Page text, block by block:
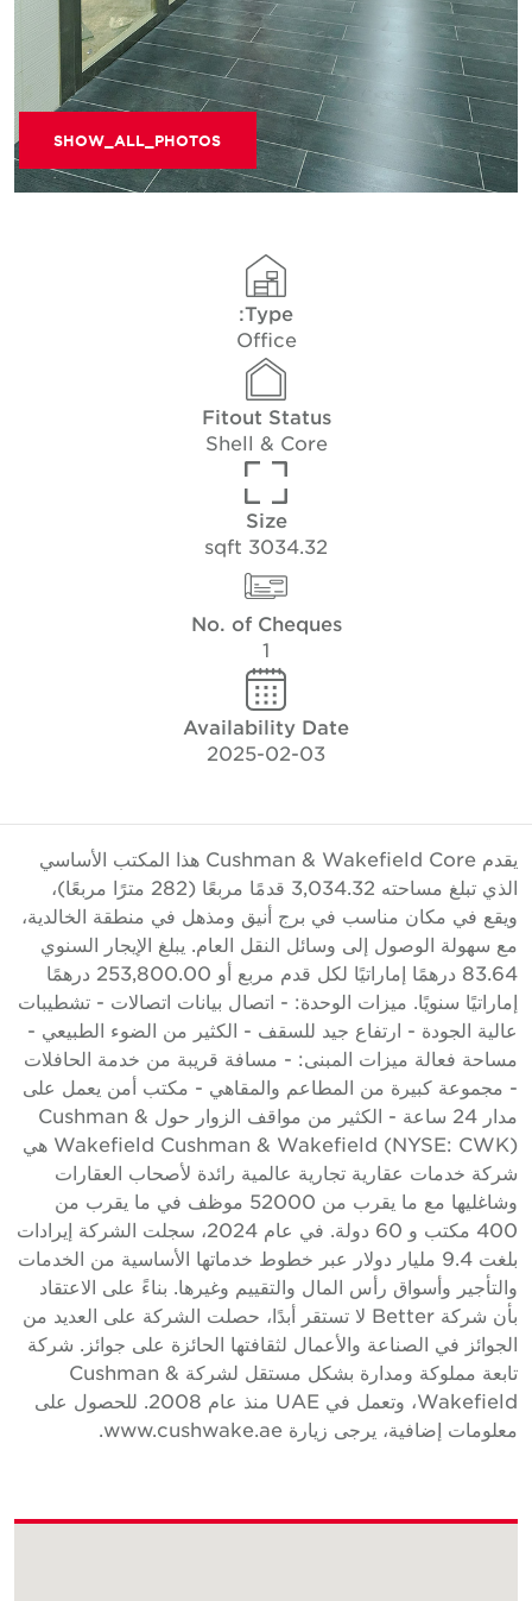
SHOW_ALL_PHOTOS
Type:
Office
Fitout Status
Shell & Core
Size
3034.32 sqft
No. of Cheques
Availability Date
2025-02-03
يقدم Cushman & Wakefield Core هذا المكتب الأساسي
الذي تبلغ مساحته 3,034.32 قدمًا مربعًا (282 مترًا مربعًا)،
ويقع في مكان مناسب في برج أنيق ومذهل في منطقة الخالدية،
مع سهولة الوصول إلى وسائل النقل العام. يبلغ الإيجار السنوي
83.64 درهمًا إماراتيًا لكل قدم مربع أو 253,800.00 درهمًا
إماراتيًا سنويًا. ميزات الوحدة: - اتصال بيانات اتصالات - تشطيبات
عالية الجودة - ارتفاع جيد للسقف - الكثير من الضوء الطبيعي -
مساحة فعالة ميزات المبنى: - مسافة قريبة من خدمة الحافلات
- مجموعة كبيرة من المطاعم والمقاهي - مكتب أمن يعمل على
مدار 24 ساعة - الكثير من مواقف الزوار حول Cushman &
Wakefield Cushman & Wakefield (NYSE: CWK) هي
شركة خدمات عقارية تجارية عالمية رائدة لأصحاب العقارات
وشاغليها مع ما يقرب من 52000 موظف في ما يقرب من
400 مكتب و 60 دولة. في عام 2024، سجلت الشركة إيرادات
بلغت 9.4 مليار دولار عبر خطوط خدماتها الأساسية من الخدمات
والتأجير وأسواق رأس المال والتقييم وغيرها. بناءً على الاعتقاد
بأن شركة Better لا تستقر أبدًا، حصلت الشركة على العديد من
الجوائز في الصناعة والأعمال لثقافتها الحائزة على جوائز. شركة
تابعة مملوكة ومدارة بشكل مستقل لشركة Cushman &
Wakefield، وتعمل في UAE منذ عام 2008. للحصول على
معلومات إضافية، يرجى زيارة www.cushwake.ae.